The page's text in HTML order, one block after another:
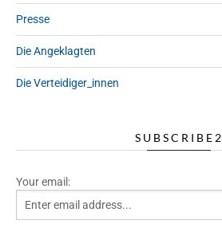
Presse
Die Angeklagten
Die Verteidiger_innen
SUBSCRIBE2
Your email: